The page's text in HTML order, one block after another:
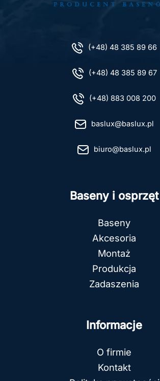
(+48) 48 385 89 66
(+48) 48 385 89 67
(+48) 883 008 200
baslux@baslux.pl
biuro@baslux.pl
Baseny i osprzęt
Baseny
Akcesoria
Montaż
Produkcja
Zadaszenia
Informacje
O firmie
Kontakt